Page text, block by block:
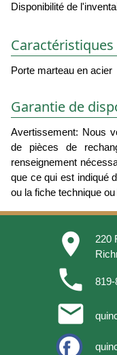
Disponibilité de
Caractéristiques
Porte marteau en acier
Garantie de
Avertissement: Nous
de pièces de
renseignement
que ce qui est indiqué
ou la fiche technique
place
220
phone
email